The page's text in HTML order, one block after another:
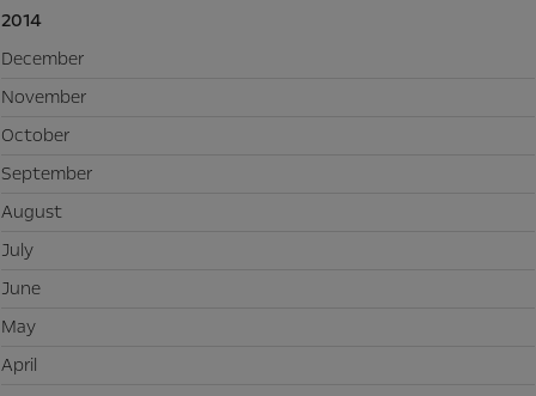
2014
December
November
October
September
August
July
June
May
April